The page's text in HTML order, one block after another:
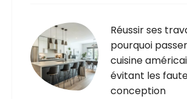
Réussir ses
pourquoi
cuisine
évitant les
conception